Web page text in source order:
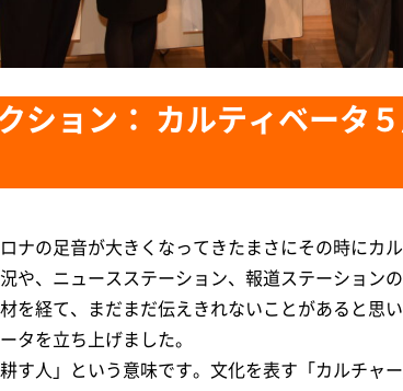
ション： カルティベータ
ナの足音が大きくなってきたまさにその時にカ
や、ニュースステーション、報道ステーション
を経て、まだまだ伝えきれないことがあると思
タを立ち上げました。
す人」という意味です。文化を表す「カルチャ